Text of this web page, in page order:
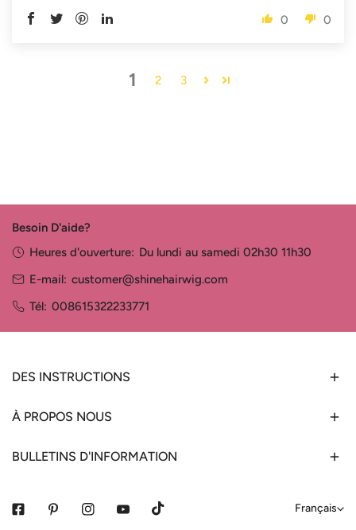
0 0
1 2 3
Besoin D'aide?
Heures d'ouverture: Du lundi au samedi 02h30 11h30
E-mail: customer@shinehairwig.com
Tél: 008615322233771
DES INSTRUCTIONS
À PROPOS NOUS
BULLETINS D'INFORMATION
L
Français